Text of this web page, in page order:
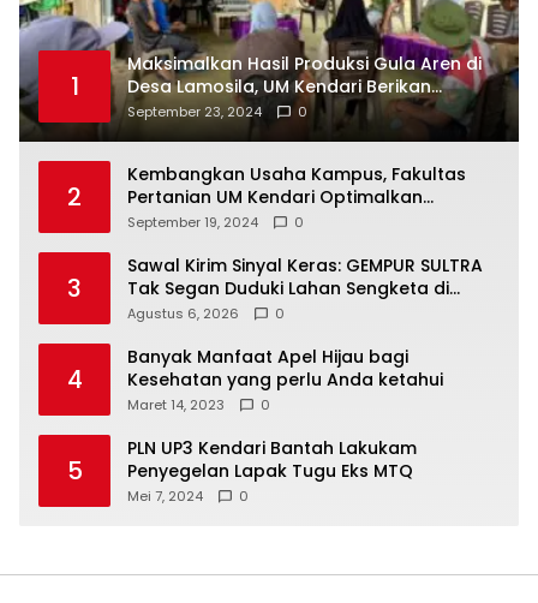
1
Maksimalkan Hasil Produksi Gula Aren di
Desa Lamosila, UM Kendari Berikan
Bantuan Alat Produksi Modern
September 23, 2024 0
2
Kembangkan Usaha Kampus, Fakultas
Pertanian UM Kendari Optimalkan
Laboratorium Lapangan Agribisnis
September 19, 2024 0
3
Sawal Kirim Sinyal Keras: GEMPUR SULTRA
Tak Segan Duduki Lahan Sengketa di
Puuwatu
Agustus 6, 2026 0
4
Banyak Manfaat Apel Hijau bagi
Kesehatan yang perlu Anda ketahui
Maret 14, 2023 0
5
PLN UP3 Kendari Bantah Lakukam
Penyegelan Lapak Tugu Eks MTQ
Mei 7, 2024 0